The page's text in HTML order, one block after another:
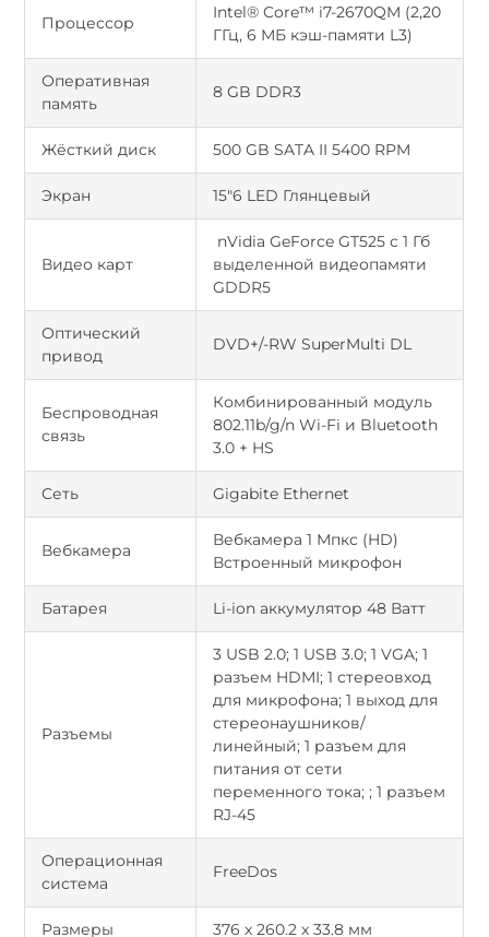
Процессор
Intel® Core™ i7-2670QM (2,20
ГГц, 6 МБ кэш-памяти L3)
Оперативная
память
8 GB DDR3
Жёсткий диск 500 GB SATA II 5400 RPM
Экран 15"6 LED Глянцевый
Видео карт
nVidia GeForce GT525 с 1 Гб
выделенной видеопамяти
GDDR5
Оптический
привод
DVD+/-RW SuperMulti DL
Беспроводная
связь
Комбинированный модуль
802.11b/g/n Wi-Fi и Bluetooth
3.0 + HS
Сеть Gigabite Ethernet
Вебкамера
Вебкамера 1 Мпкс (HD)
Встроенный микрофон
Батарея Li-ion аккумулятор 48 Ватт
Разъемы
3 USB 2.0; 1 USB 3.0; 1 VGA; 1
разъем HDMI; 1 стереовход
для микрофона; 1 выход для
стереонаушников/
линейный; 1 разъем для
питания от сети
переменного тока; ; 1 разъем
RJ-45
Операционная
система
FreeDos
Размеры 376 x 260.2 x 33.8 мм